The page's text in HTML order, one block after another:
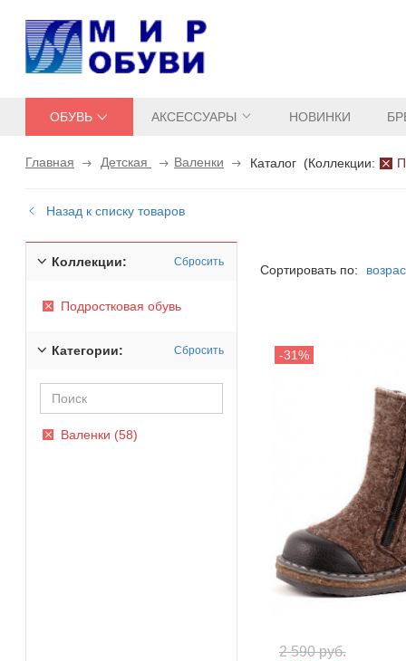
ОБУВЬ АКСЕССУАРЫ НОВИНКИ
Главная Детская Валенки Каталог (Коллекции:
Назад к списку товаров
Коллекции: Сбросить
Подростковая обувь
Категории: Сбросить
Валенки (58)
Сортировать по:
2 590 руб.
Материал